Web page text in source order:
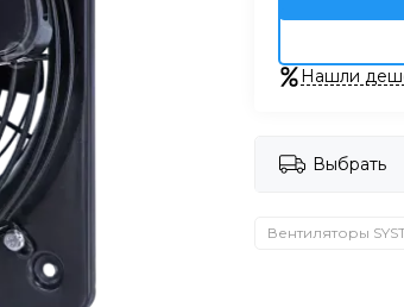
Нашли
Выбрать
Вентиляторы